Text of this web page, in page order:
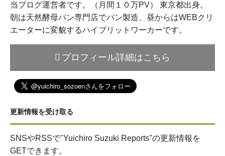
当ブログ運営者です。（月間１０万PV） 東京都出身。
朝は天然酵母パン専門店でパン製造、昼からはWEBクリ
エーターに変貌するハイブリットワーカーです。
プロフィール詳細はこちら
更新情報を受け取る
SNSやRSSで"Yuichiro Suzuki Reports"の更新情報を
GETできます。